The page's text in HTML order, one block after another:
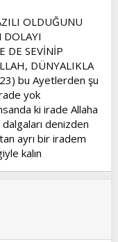
OLDUĞUNU
DOLAYI
DE SEVİNİP
DÜNYALIKLA
bu Ayetlerden şu
yok
ki irade Allaha
denizden
ayrı bir iradem
kalın